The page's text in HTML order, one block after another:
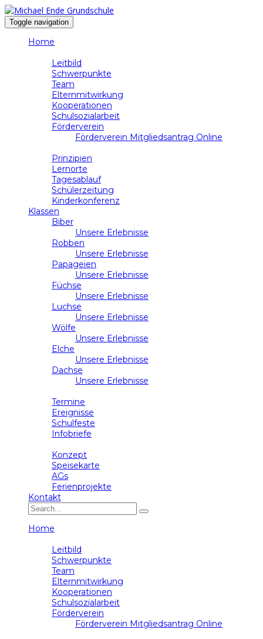
Toggle navigation
Home
Leitbild
Schwerpunkte
Team
Elternmitwirkung
Kooperationen
Schulsozialarbeit
Förderverein
Förderverein Mitgliedsantrag Online
Prinzipien
Lernorte
Tagesablauf
Schülerzeitung
Kinderkonferenz
Klassen
Biber
Unsere Erlebnisse
Robben
Unsere Erlebnisse
Papageien
Unsere Erlebnisse
Füchse
Unsere Erlebnisse
Luchse
Unsere Erlebnisse
Wölfe
Unsere Erlebnisse
Elche
Unsere Erlebnisse
Dachse
Unsere Erlebnisse
Termine
Ereignisse
Schulfeste
Infobriefe
Konzept
Speisekarte
AGs
Ferienprojekte
Kontakt
Home
Leitbild
Schwerpunkte
Team
Elternmitwirkung
Kooperationen
Schulsozialarbeit
Förderverein
Förderverein Mitgliedsantrag Online